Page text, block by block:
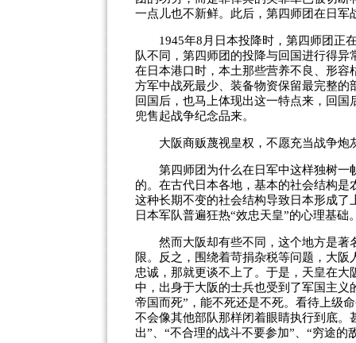
一点儿也不新鲜。此后，第四师团在日
1945年8月日本投降时，第四师团正在
队不同，第四师团的投降与回国进行得
在日本港口时，本土那些营养不良、形
方军中战死最少、装备物资保留最完整的
回国后，也马上体现出这一特点来，回
兜售起战争纪念品来。
大阪商贩蔑视皇权，不愿充当战争炮
第四师团为什么在日军中这样独树一
的。在古代日本各地，基本的社会结构
这种长期不变的社会结构导致日本形成
日本军队普遍狂热“效忠天皇”的心理基础
然而大阪却有些不同，这个地方是著
限。反之，围绕着苛捐杂税等问题，大
忠诚，那就更谈不上了。于是，天皇在
中，出身于大阪的士兵也受到了军国主
帝国而死”，能不死还是不死。看待上级
不会像其他部队那样闭着眼睛执行到底
出”、“不合理的战斗不要参加”、“穷途的